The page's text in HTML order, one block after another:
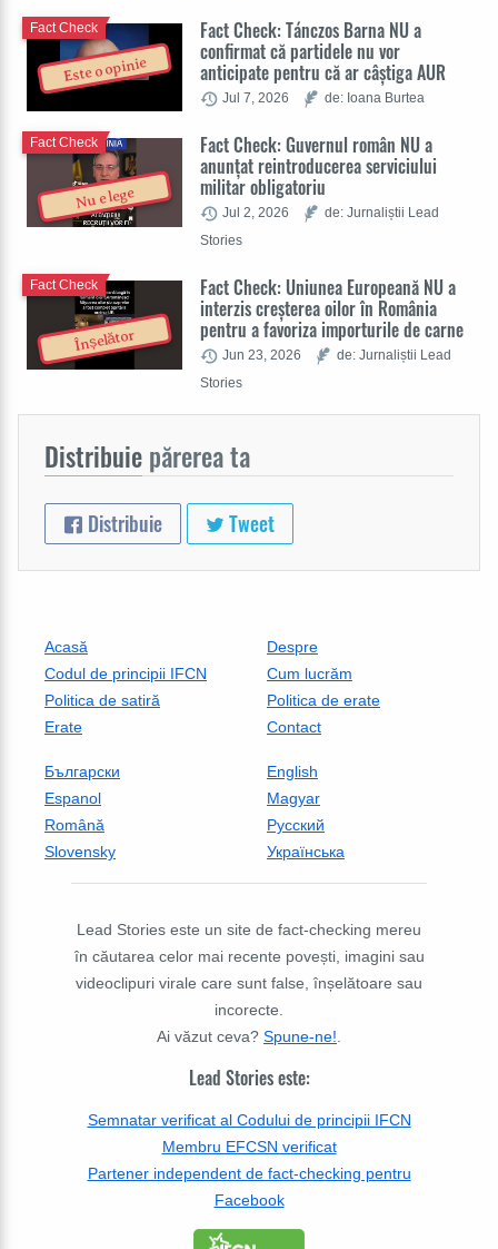
Este o opinie
Fact Check: Tánczos Barna NU a
confirmat că partidele nu vor
anticipate pentru că ar câștiga AUR
Fact Check
Jul 7, 2026 de: Ioana Burtea
Nu e lege
Fact Check: Guvernul român NU a
anunțat reintroducerea serviciului
militar obligatoriu
Fact Check
Jul 2, 2026
de: Jurnaliștii Lead
Stories
Înșelător
Fact Check: Uniunea Europeană NU a
interzis creșterea oilor în România
pentru a favoriza importurile de carne
Fact Check
Jun 23, 2026
de: Jurnaliștii Lead
Stories
Distribuie părerea ta
Distribuie Tweet
Acasă
Despre
Codul de principii IFCN
Cum lucrăm
Politica de satiră
Politica de erate
Erate
Contact
Български
English
Espanol
Magyar
Română
Русский
Slovensky
Українська
Lead Stories este un site de fact-checking mereu
în căutarea celor mai recente povești, imagini sau
videoclipuri virale care sunt false, înșelătoare sau
incorecte.
Ai văzut ceva? Spune-ne!.
Lead Stories este:
Semnatar verificat al Codului de principii IFCN
Membru EFCSN verificat
Partener independent de fact-checking pentru
Facebook